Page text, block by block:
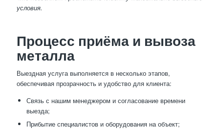
условия.
Процесс приёма и вывоза
металла
Выездная услуга выполняется в несколько этапов,
обеспечивая прозрачность и удобство для клиента:
Связь с нашим менеджером и согласование времени
выезда;
Прибытие специалистов и оборудования на объект;